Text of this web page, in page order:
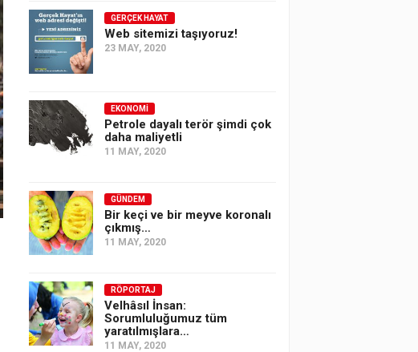
GERÇEK HAYAT
Web sitemizi taşıyoruz!
23 MAY, 2020
EKONOMI
Petrole dayalı terör şimdi çok
daha maliyetli
11 MAY, 2020
GÜNDEM
Bir keçi ve bir meyve koronalı
çıkmış…
11 MAY, 2020
RÖPORTAJ
Velhâsıl İnsan:
Sorumluluğumuz tüm
yaratılmışlara…
11 MAY, 2020